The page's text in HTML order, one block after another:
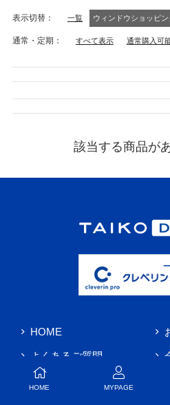
表示切替 一覧 ウィンドウショッピン
通常・定期 すべて表示 通常購入可
該当する商品が
HOME
よくあるご質問
お問い合わせ
HOME MYPAGE